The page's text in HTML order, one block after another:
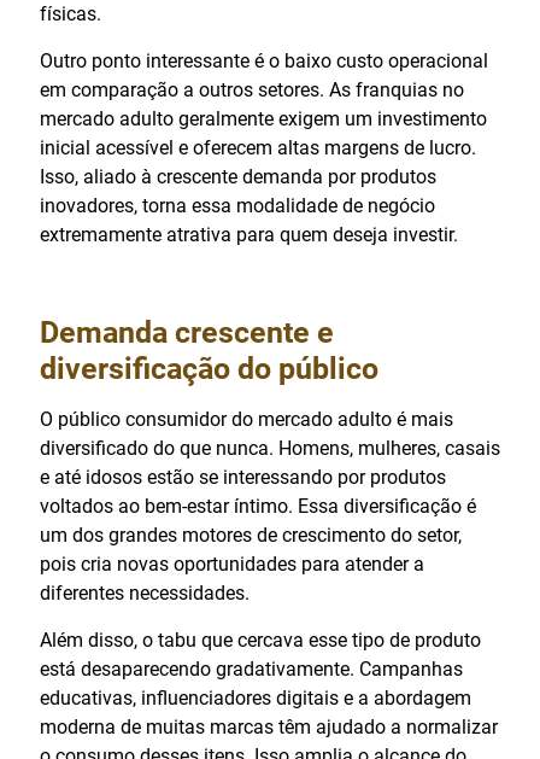
físicas.
Outro ponto interessante é o baixo custo operacional
em comparação a outros setores. As franquias no
mercado adulto geralmente exigem um investimento
inicial acessível e oferecem altas margens de lucro.
Isso, aliado à crescente demanda por produtos
inovadores, torna essa modalidade de negócio
extremamente atrativa para quem deseja investir.
Demanda crescente e
diversificação do público
O público consumidor do mercado adulto é mais
diversificado do que nunca. Homens, mulheres, casais
e até idosos estão se interessando por produtos
voltados ao bem-estar íntimo. Essa diversificação é
um dos grandes motores de crescimento do setor,
pois cria novas oportunidades para atender a
diferentes necessidades.
Além disso, o tabu que cercava esse tipo de produto
está desaparecendo gradativamente. Campanhas
educativas, influenciadores digitais e a abordagem
moderna de muitas marcas têm ajudado a normalizar